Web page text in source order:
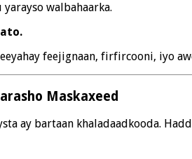
yarayso walbahaarka.
feejignaan, firfircooni, iyo
Maskaxeed
ay bartaan khaladaadkooda.